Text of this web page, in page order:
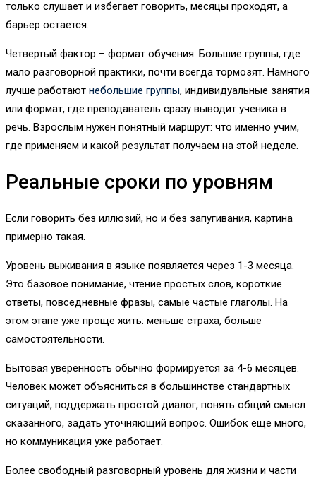
только слушает и избегает говорить, месяцы проходят, а
барьер остается.
Четвертый фактор – формат обучения. Большие группы, где
мало разговорной практики, почти всегда тормозят. Намного
лучше работают небольшие группы, индивидуальные занятия
или формат, где преподаватель сразу выводит ученика в
речь. Взрослым нужен понятный маршрут: что именно учим,
где применяем и какой результат получаем на этой неделе.
Реальные сроки по уровням
Если говорить без иллюзий, но и без запугивания, картина
примерно такая.
Уровень выживания в языке появляется через 1-3 месяца.
Это базовое понимание, чтение простых слов, короткие
ответы, повседневные фразы, самые частые глаголы. На
этом этапе уже проще жить: меньше страха, больше
самостоятельности.
Бытовая уверенность обычно формируется за 4-6 месяцев.
Человек может объясниться в большинстве стандартных
ситуаций, поддержать простой диалог, понять общий смысл
сказанного, задать уточняющий вопрос. Ошибок еще много,
но коммуникация уже работает.
Более свободный разговорный уровень для жизни и части